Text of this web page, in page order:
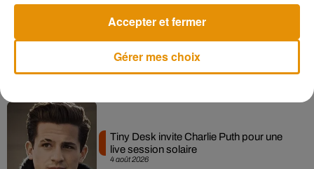
Après le film, bientôt une docu-série sur
le père de Michael Jackson
4 août 2026
Tiny Desk invite Charlie Puth pour une
live session solaire
Gérer mes choix
Accepter et fermer